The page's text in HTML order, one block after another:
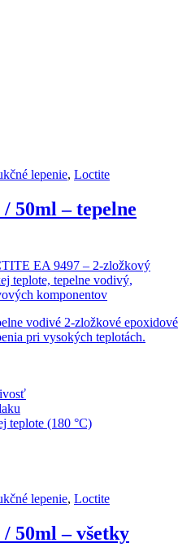
lepenie, Loctite
50ml – tepelne
EA 9497 – 2-zložkový
teplote, tepelne vodivý,
komponentov
vodivé 2-zložkové epoxidové
pri vysokých teplotách.
teplote (180 °C)
lepenie, Loctite
50ml – všetky